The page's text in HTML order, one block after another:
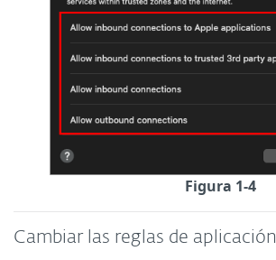
Figura 1-4
Cambiar las reglas de aplicación